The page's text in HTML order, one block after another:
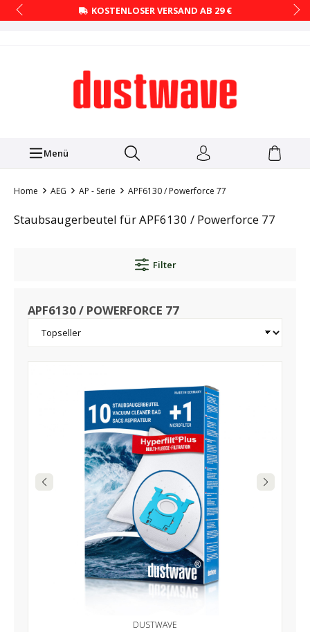
KOSTENLOSER VERSAND AB 29 €
Menü
Home AEG AP - Serie APF6130 / Powerforce 77
Staubsaugerbeutel für APF6130 / Powerforce 77
Filter
APF6130 / POWERFORCE 77
DUSTWAVE